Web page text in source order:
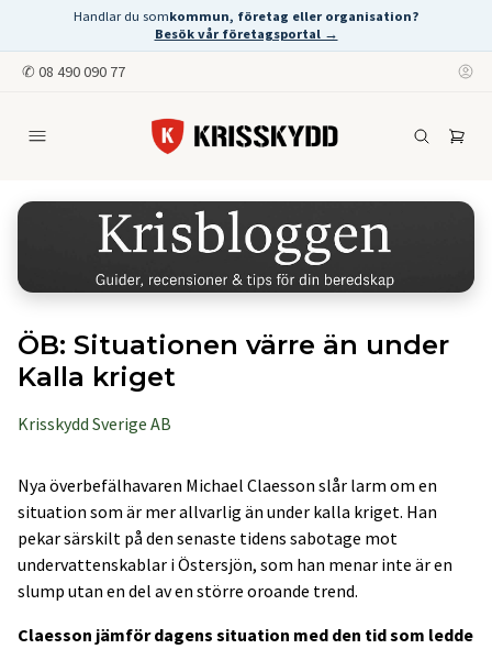
Handlar du somkommun, företag eller organisation?
Besök vår företagsportal →
✆ 08 490 090 77
ÖB: Situationen värre än under
Kalla kriget
Krisskydd Sverige AB
Nya överbefälhavaren Michael Claesson slår larm om en
situation som är mer allvarlig än under kalla kriget. Han
pekar särskilt på den senaste tidens sabotage mot
undervattenskablar i Östersjön, som han menar inte är en
slump utan en del av en större oroande trend.
Claesson jämför dagens situation med den tid som ledde